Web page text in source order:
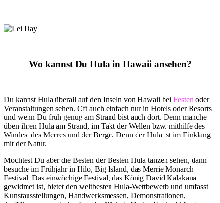
Wo kannst Du Hula in Hawaii ansehen?
Du kannst Hula überall auf den Inseln von Hawaii bei Festen oder
Veranstaltungen sehen. Oft auch einfach nur in Hotels oder Resorts
und wenn Du früh genug am Strand bist auch dort. Denn manche
üben ihren Hula am Strand, im Takt der Wellen bzw. mithilfe des
Windes, des Meeres und der Berge. Denn der Hula ist im Einklang
mit der Natur.
Möchtest Du aber die Besten der Besten Hula tanzen sehen, dann
besuche im Frühjahr in Hilo, Big Island, das Merrie Monarch
Festival. Das einwöchige Festival, das König David Kalakaua
gewidmet ist, bietet den weltbesten Hula-Wettbewerb und umfasst
Kunstausstellungen, Handwerksmessen, Demonstrationen,